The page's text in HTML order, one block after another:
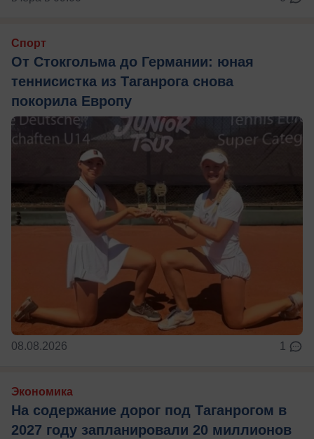
Спорт
От Стокгольма до Германии: юная
теннисистка из Таганрога снова
покорила Европу
08.08.2026 1
Экономика
На содержание дорог под Таганрогом в
2027 году запланировали 20 миллионов